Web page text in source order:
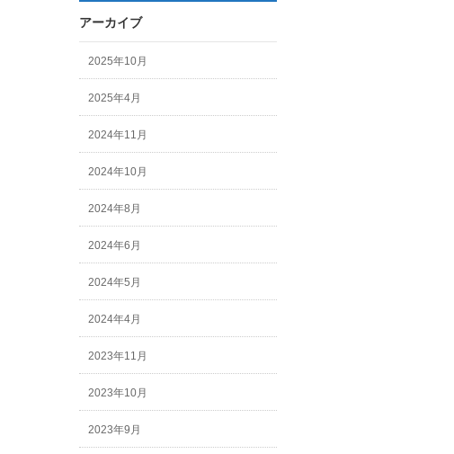
アーカイブ
2025年10月
2025年4月
2024年11月
2024年10月
2024年8月
2024年6月
2024年5月
2024年4月
2023年11月
2023年10月
2023年9月